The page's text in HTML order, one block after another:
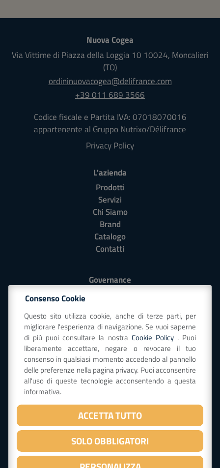
Nuova Cogea
Via Vittime di Piazza della Loggia 10 10024, Moncalieri
(TO)
ordininuovacogea@delifrance.com
+39 011 689 3566
Codice fiscale e Partita IVA: 07018070016
appartenente al Gruppo Nutrixo/Délifrance
Privacy Policy
L'azienda
Prodotti
Servizi
Chi Siamo
Brand
Catalogo
Contatti
Governance
Politica QSA-E globale e strategia
Whistleblowing
Seguici su
ISCRIVITI ALLA NEWSLETTER
Consenso Cookie
Questo sito utilizza cookie, anche di terze parti, per
migliorare l'esperienza di navigazione. Se vuoi saperne
di più puoi consultare la nostra Cookie Policy . Puoi
liberamente accettare, negare o revocare il tuo
consenso in qualsiasi momento accedendo al pannello
delle preferenze nella pagina privacy. Puoi acconsentire
all'uso di queste tecnologie acconsentendo a questa
informativa.
ACCETTA TUTTO
SOLO OBBLIGATORI